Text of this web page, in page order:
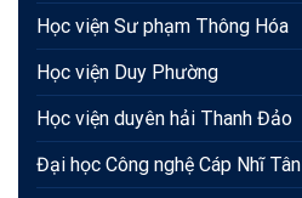
Học viện Sư phạm Thông Hóa
Học viện Duy Phường
Học viện duyên hải Thanh Đảo
Đại học Công nghệ Cáp Nhĩ Tân